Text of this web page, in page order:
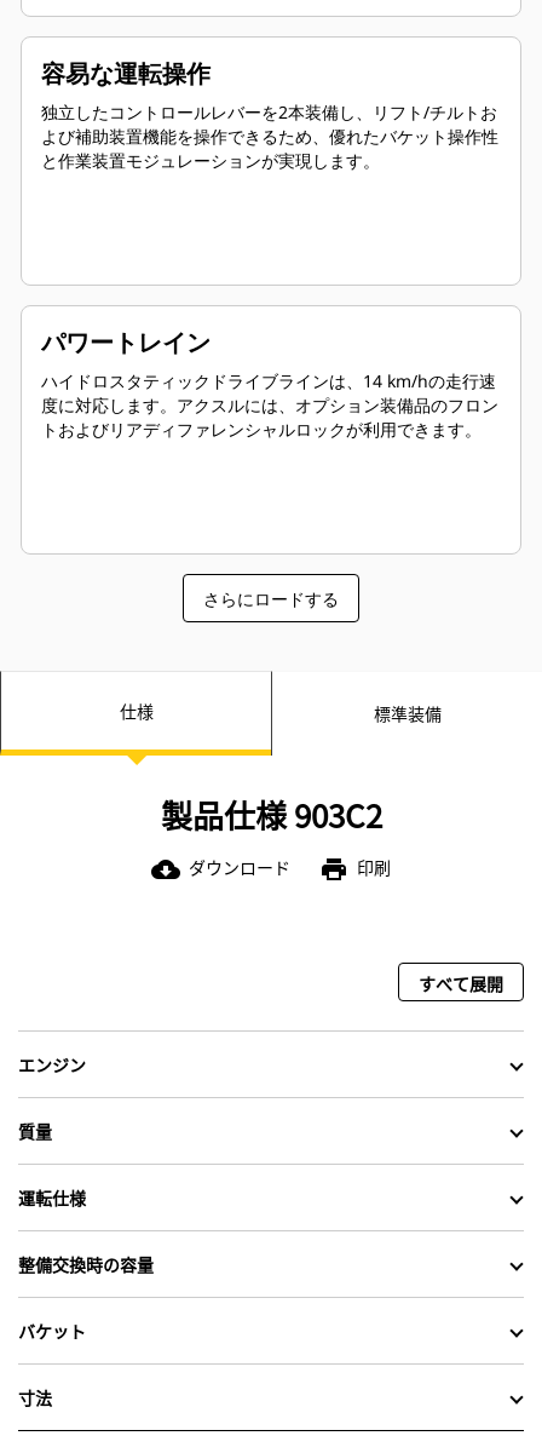
容易な運転操作
独立したコントロールレバーを2本装備し、リフト/チルトお
よび補助装置機能を操作できるため、優れたバケット操作性
と作業装置モジュレーションが実現します。
パワートレイン
ハイドロスタティックドライブラインは、14 km/hの走行速
度に対応します。アクスルには、オプション装備品のフロン
トおよびリアディファレンシャルロックが利用できます。
さらにロードする
仕様 標準装備
製品仕様 903C2
cloud_download ダウンロード print 印刷
すべて展開
エンジン
質量
運転仕様
整備交換時の容量
バケット
寸法